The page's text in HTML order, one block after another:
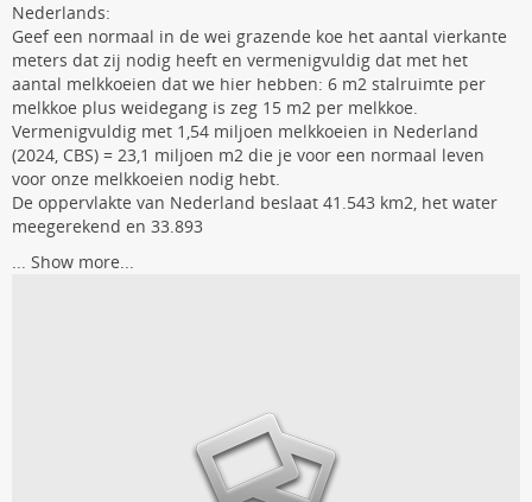
Nederlands:
Geef een normaal in de wei grazende koe het aantal vierkante
meters dat zij nodig heeft en vermenigvuldig dat met het
aantal melkkoeien dat we hier hebben: 6 m2 stalruimte per
melkkoe plus weidegang is zeg 15 m2 per melkkoe.
Vermenigvuldig met 1,54 miljoen melkkoeien in Nederland
(2024, CBS) = 23,1 miljoen m2 die je voor een normaal leven
voor onze melkkoeien nodig hebt.
De oppervlakte van Nederland beslaat 41.543 km2, het water
meegerekend en 33.893
... Show more...